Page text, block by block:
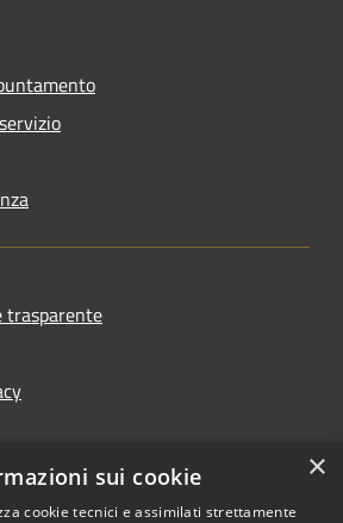
trasparente
×
sui cookie
cookie tecnici e assimilati strettamente